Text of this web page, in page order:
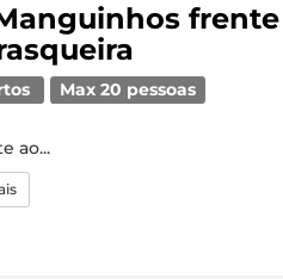
Max 20 pessoas
ao...